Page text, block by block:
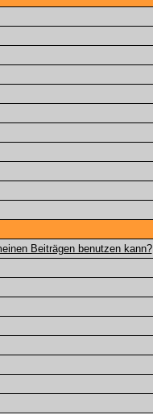
Beiträgen benutzen kann?